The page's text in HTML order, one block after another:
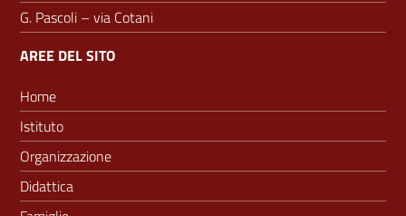
G. Pascoli – via Cotani
AREE DEL SITO
Home
Istituto
Organizzazione
Didattica